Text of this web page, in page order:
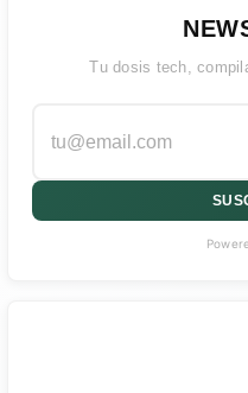
Tu dosis tech,